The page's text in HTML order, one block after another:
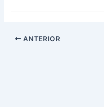
ANTERIOR